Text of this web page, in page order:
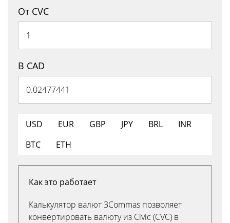
От CVC
В CAD
USD EUR GBP JPY BRL
INR
BTC
ETH
Как это работает
Калькулятор валют 3Commas позволяет
конвертировать валюту из Civic (CVC) в